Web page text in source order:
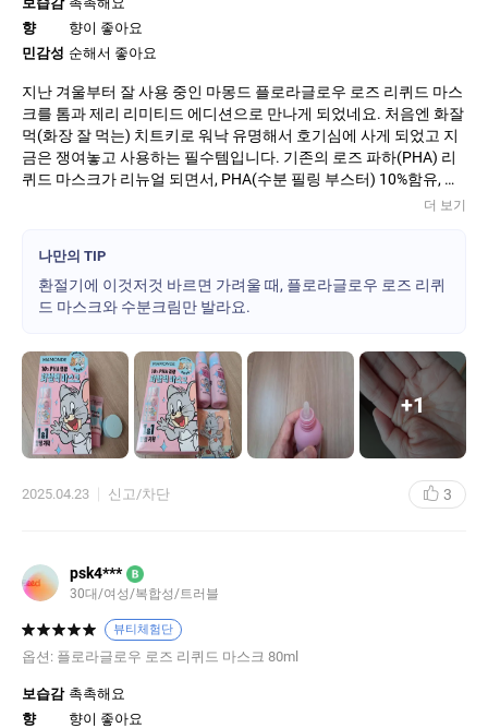
향
향이 좋아요
민감성 순해서 좋아요
지난 겨울부터 잘 사용 중인 마몽드 플로라글로우 로즈 리퀴드 마스
크를 톰과 제리 리미티드 에디션으로 만나게 되었네요. 처음엔 화잘
먹(화장 잘 먹는) 치트키로 워낙 유명해서 호기심에 사게 되었고 지
금은 쟁여놓고 사용하는 필수템입니다. 기존의 로즈 파하(PHA) 리
퀴드 마스크가 리뉴얼 되면서, PHA(수분 필링 부스터) 10%함유, 로
즈펩타이드(칙칙한 피부에 생기를 부여), 저자극 포뮬라(피부자극
원래 저는 민감성 피부인데 나이가 들어가면서 칙칙하고 속건조가
심해 거칠어지는 피부로 스트레스가 많았어요. 하지만 지금은 속건
조도 어느정도 사라지고 각질케어 효과도 있어서인지 요즘에는 은
다른 분들은 다양하게 활용하시는데, 저의 경우에는 아침, 저녁으로
세안 직후 첫 단계에서 사용합니다. 용기입구 자체가 위생적으로 되
어 있어서 손바닥에 덜지않고 얼굴 직접 떨어뜨려 바르고 있어요.
바를 때 처음에는 약간 오일리(워터타입의 리퀴드 제형)한 느낌이
들지만 바로 흡수되어 피부가 끈적임없이 산뜻하고 매끈해져요. 집
중케어가 필요한 날엔 화장솜으로 피부결을 부드럽게 닦아내는 닦
토, 또는 화장솜에 듬뿍 묻혀 얼굴에 올려주고 5분정도 기다렸다가
떼어주고 닦아내면서 마무리합니다. 그래서인지 화장 잘 받고 뭉침
스러운 환절기에 더 좋은 제품입니다.
더 보기
나만의 TIP
환절기에 이것저것 바르면 가려울 때, 플로라글로우 로즈 리퀴
드 마스크와 수분크림만 발라요.
+1
2025.04.23 신고/차단 3
psk4*** B
30대/여성/복합성/트러블
뷰티체험단
옵션: 플로라글로우 로즈 리퀴드 마스크 80ml
보습감 촉촉해요
향
향이 좋아요